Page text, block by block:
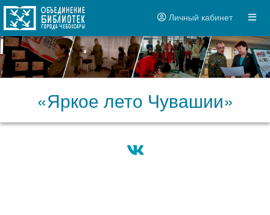
Личный кабинет
«Яркое лето Чувашии»